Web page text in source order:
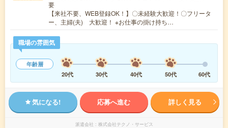
要
【来社不要、WEB登録OK！】〇未経験大歓迎！〇フリータ
ー、主婦(夫) 大歓迎！ ※お仕事の掛け持ち…
職場の雰囲気
年齢層
20代
30代 40代 50代 60代
気になる! 応募へ進む 詳しく見る
派遣会社 株式会社テクノ・サービス